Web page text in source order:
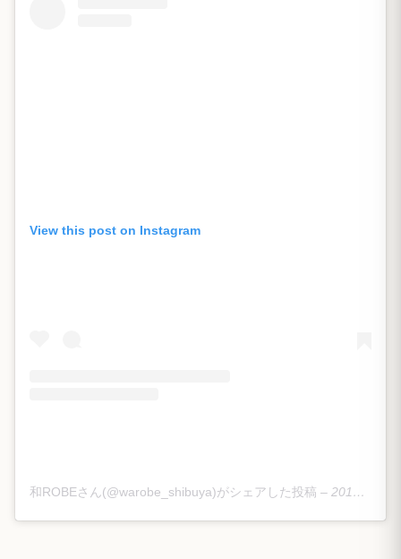
View this post on Instagram
和ROBEさん(@warobe_shibuya)がシェアした投稿 – 2019年 3月月31日午前4時09分PDT